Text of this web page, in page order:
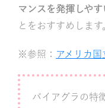
マンスを発揮しや
とをおすすめします
※参照： アメリカ
バイアグラの特